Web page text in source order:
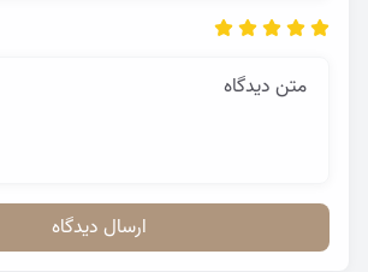
متن دیدگاه
ارسال دیدگاه